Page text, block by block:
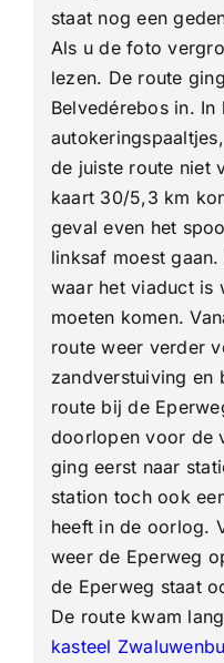
staat nog een
Als u de foto
lezen. De route
Belvedérebos in.
de juiste route niet
kaart 30/5,3 km
geval even het
linksaf moest
waar het viaduct is
moeten komen.
route weer verder
zandverstuiving en
route bij de
doorlopen voor de
ging eerst naar
station toch ook
heeft in de oorlog.
weer de Eperweg
de Eperweg staat
De route kwam
kasteel